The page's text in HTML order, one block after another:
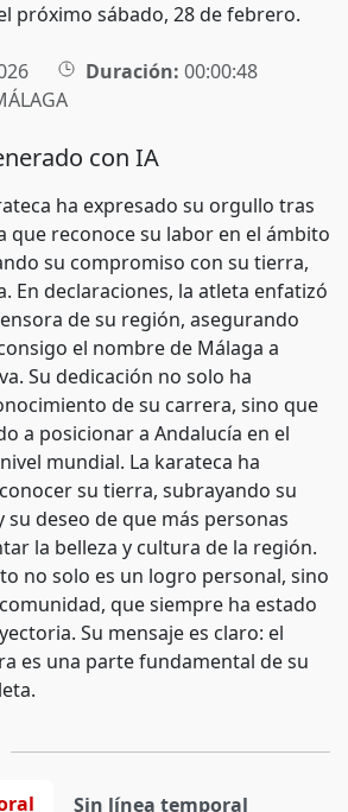
próximo sábado, 28 de febrero.
Duración: 00:00:48
con IA
ha expresado su orgullo tras
que reconoce su labor en el ámbito
su compromiso con su tierra,
En declaraciones, la atleta enfatizó
de su región, asegurando
el nombre de Málaga a
Su dedicación no solo ha
de su carrera, sino que
a posicionar a Andalucía en el
mundial. La karateca ha
su tierra, subrayando su
deseo de que más personas
la belleza y cultura de la región.
no solo es un logro personal, sino
que siempre ha estado
Su mensaje es claro: el
es una parte fundamental de su
Sin línea temporal